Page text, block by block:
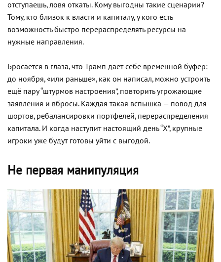
отступаешь, ловя откаты. Кому выгодны такие сценарии?
Тому, кто близок к власти и капиталу, у кого есть
возможность быстро перераспределять ресурсы на
нужные направления.
Бросается в глаза, что Трамп даёт себе временной буфер:
до ноября, «или раньше», как он написал, можно устроить
ещё пару “штурмов настроения”, повторить угрожающие
заявления и вбросы. Каждая такая вспышка — повод для
шортов, ребалансировки портфелей, перераспределения
капитала. И когда наступит настоящий день “Х”, крупные
игроки уже будут готовы уйти с выгодой.
Не первая манипуляция